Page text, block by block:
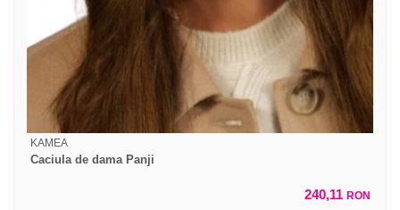
KAMEA
Caciula de dama Panji
240,11 RON